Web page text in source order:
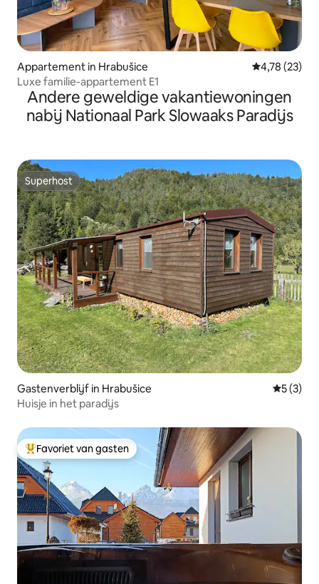
Appartement in Hrabušice Gemiddelde
4,78 (23)
Luxe familie-appartement E1
Andere geweldige vakantiewoningen
nabij Nationaal Park Slowaaks Paradijs
Superhost
Superhost
Gastenverblijf in Hrabušice
5 (3)
Huisje in het paradijs
Topfavoriet van gasten
Favoriet van gasten